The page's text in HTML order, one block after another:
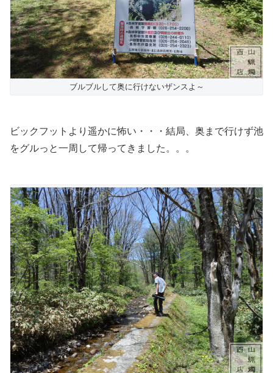
ブルブルして奥に行けないザンスよ～
ビックフットより遥かに怖い・・・結局、奥まで行けず池
をグルっと一周して帰ってきました。。。